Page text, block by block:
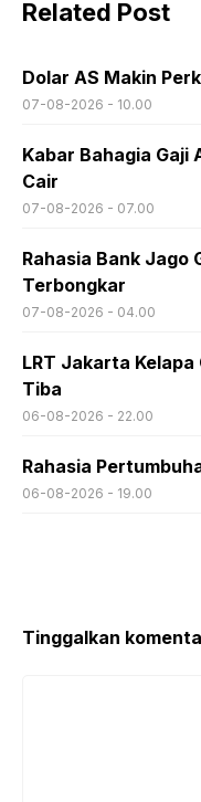
Related Post
Dolar AS Makin
07-08-2026 - 10.00
Kabar Bahagia Gaji
Cair
07-08-2026 - 07.00
Rahasia Bank Jago
Terbongkar
07-08-2026 - 04.00
LRT Jakarta
Tiba
06-08-2026 - 22.00
Rahasia
06-08-2026 - 19.00
Tinggalkan